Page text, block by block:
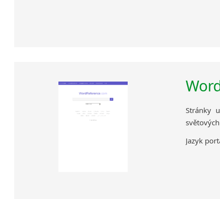
Stránky
Jazyk